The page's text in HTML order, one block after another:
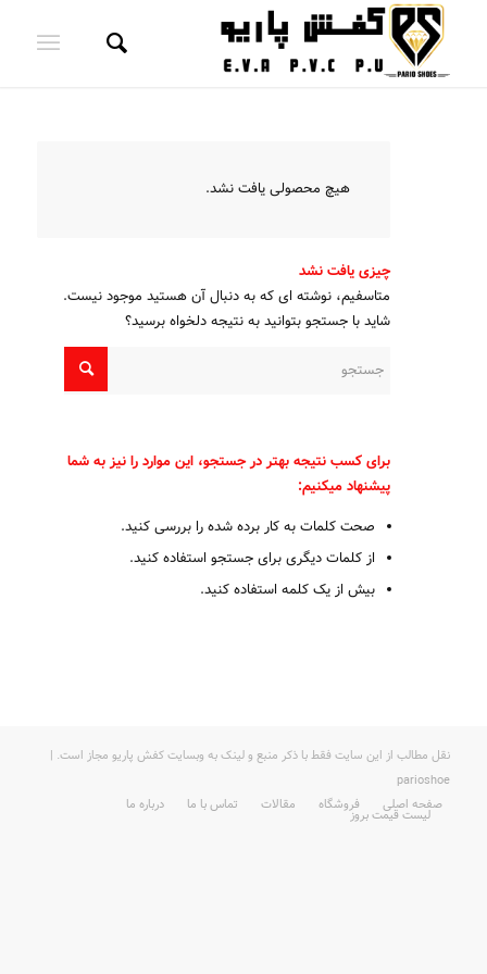
هیچ محصولی یافت نشد.
چیزی یافت نشد
متاسفیم، نوشته ای که به دنبال آن هستید موجود نیست.
شاید با جستجو بتوانید به نتیجه دلخواه برسید؟
برای کسب نتیجه بهتر در جستجو، این موارد را نیز به شما
پیشنهاد میکنیم:
صحت کلمات به کار برده شده را بررسی کنید.
از کلمات دیگری برای جستجو استفاده کنید.
بیش از یک کلمه استفاده کنید.
نقل مطالب از این سایت فقط با ذکر منبع و لینک به وبسایت کفش پاریو مجاز است. |
parioshoe
صفحه اصلی
فروشگاه مقالات تماس با ما درباره ما
لیست قیمت بروز